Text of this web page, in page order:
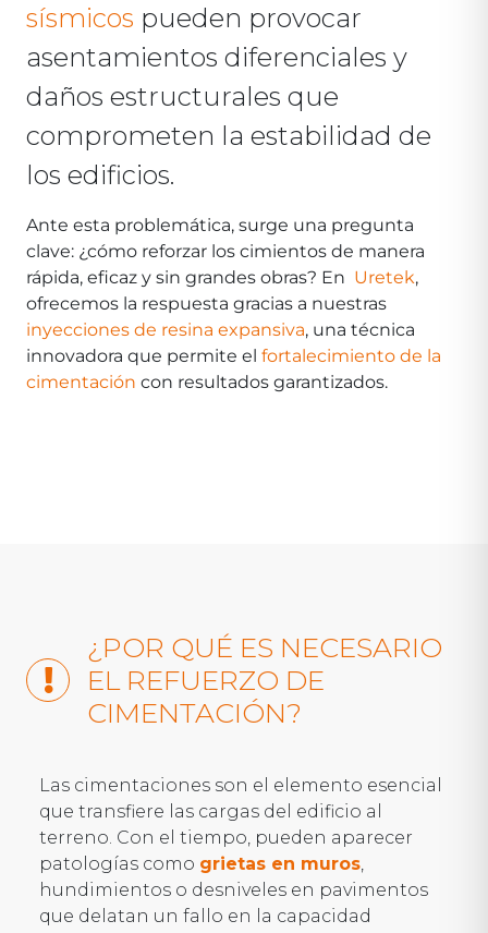
sísmicos pueden provocar
asentamientos diferenciales y
daños estructurales que
comprometen la estabilidad de
los edificios.
Ante esta problemática, surge una pregunta
clave: ¿cómo reforzar los cimientos de manera
rápida, eficaz y sin grandes obras? En Uretek,
ofrecemos la respuesta gracias a nuestras
inyecciones de resina expansiva, una técnica
innovadora que permite el fortalecimiento de la
cimentación con resultados garantizados.
¿POR QUÉ ES NECESARIO
EL REFUERZO DE
CIMENTACIÓN?
Las cimentaciones son el elemento esencial
que transfiere las cargas del edificio al
terreno. Con el tiempo, pueden aparecer
patologías como grietas en muros
hundimientos o desniveles en pavimentos
que delatan un fallo en la capacidad